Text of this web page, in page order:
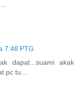
7:48 PTG
dapat...suami akak
pc tu...